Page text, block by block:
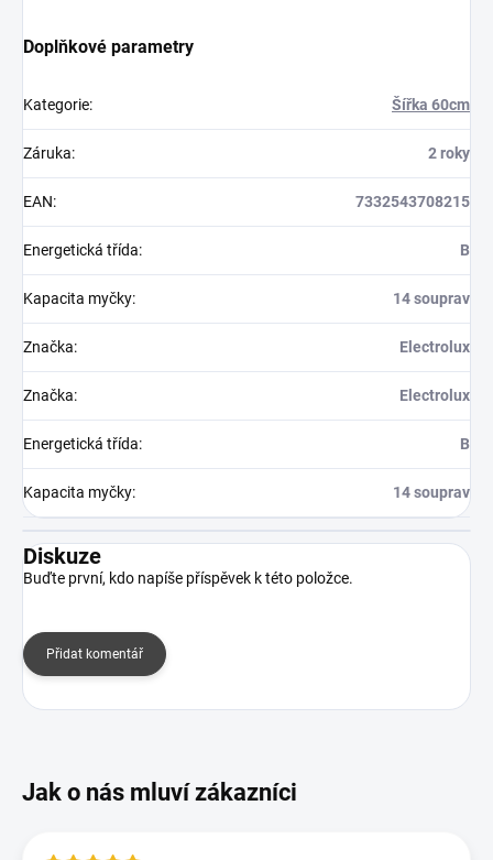
Doplňkové parametry
Kategorie: Šířka 60cm
Záruka: 2 roky
EAN: 7332543708215
Energetická třída: B
Kapacita myčky: 14 souprav
Značka: Electrolux
Značka: Electrolux
Energetická třída: B
Kapacita myčky: 14 souprav
Diskuze
Buďte první, kdo napíše příspěvek k této položce.
Přidat komentář